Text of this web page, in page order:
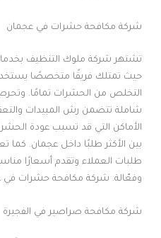
شركة مكافحة حشرات في عجمان
تشتهر شركة ملوك التنظيف
حيث تمتلك فريقًا متخصصًا
التخلص من الحشرات تمامًا.
شاملة تتضمن رش المبيدات
الأماكن التي قد تسبب عودة
بين الأكثر طلبًا داخل عجمان. كما
طلبات العملاء وتقدم أسعارًا
وفعّالة. شركة مكافحة حشرات في
شركة مكافحة صراصير في الفجيرة